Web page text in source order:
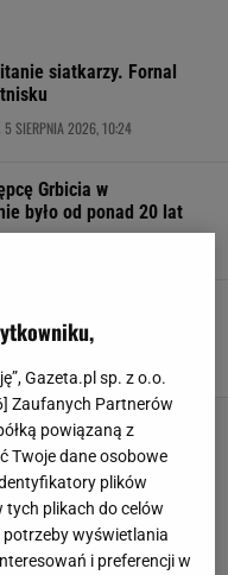
siatkarzy. Fornal
5 SIERPNIA 2026, 10:24
Grbicia w
było od ponad 20 lat
Gazeta.pl sp. z o.o.
] Zaufanych Partnerów
powiązaną z
Twoje dane osobowe
plików
tych plikach do celów
wyświetlania
i preferencji w